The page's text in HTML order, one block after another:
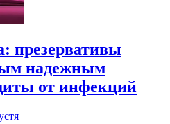
презервативы
надежным
от инфекций